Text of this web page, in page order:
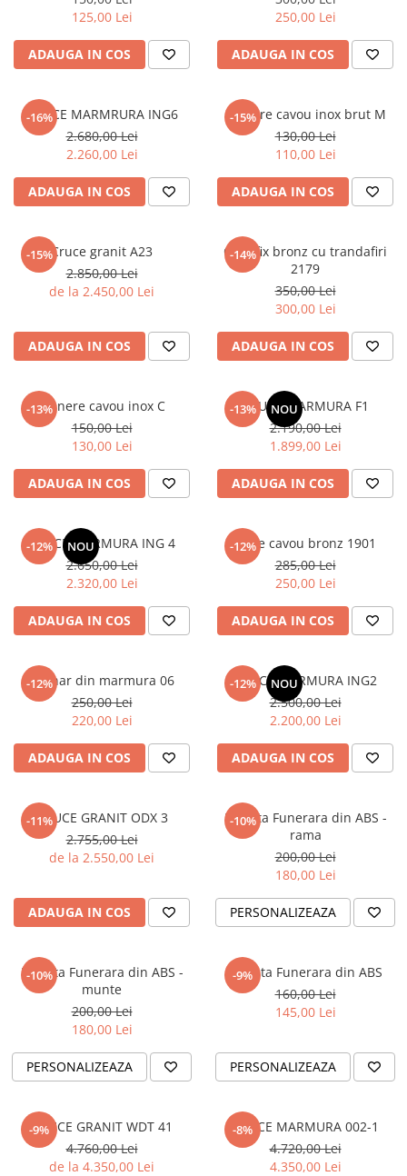
125,00 Lei
ADAUGA IN COS
250,00 Lei
ADAUGA IN COS
-16%
CRUCE MARMRURA ING6
2.680,00 Lei
2.260,00 Lei
ADAUGA IN COS
-15%
Manere cavou inox brut M
130,00 Lei
110,00 Lei
ADAUGA IN COS
-15%Cruce granit A23
2.850,00 Lei
de la 2.450,00 Lei
ADAUGA IN COS
-14%
Crucifix bronz cu trandafiri
2179
350,00 Lei
300,00 Lei
ADAUGA IN COS
-13%Manere cavou inox C
150,00 Lei
130,00 Lei
ADAUGA IN COS
-13% NOU
CRUCE MARMURA F1
2.190,00 Lei
1.899,00 Lei
ADAUGA IN COS
-12% NOU
CRUCE MARMURA ING 4
2.650,00 Lei
2.320,00 Lei
ADAUGA IN COS
-12%
Inele cavou bronz 1901
285,00 Lei
250,00 Lei
ADAUGA IN COS
-12%
Felinar din marmura 06
250,00 Lei
220,00 Lei
ADAUGA IN COS
-12% NOU
CRUCE MARMURA ING2
2.500,00 Lei
2.200,00 Lei
ADAUGA IN COS
-11%
CRUCE GRANIT ODX 3
2.755,00 Lei
de la 2.550,00 Lei
ADAUGA IN COS
-10%
Placuta Funerara din ABS -
rama
200,00 Lei
180,00 Lei
PERSONALIZEAZA
-10%
Placuta Funerara din ABS -
munte
200,00 Lei
180,00 Lei
PERSONALIZEAZA
-9%
Placuta Funerara din ABS
160,00 Lei
145,00 Lei
PERSONALIZEAZA
-9%
CRUCE GRANIT WDT 41
4.760,00 Lei
de la 4.350,00 Lei
-8%
CRUCE MARMURA 002-1
4.720,00 Lei
4.350,00 Lei